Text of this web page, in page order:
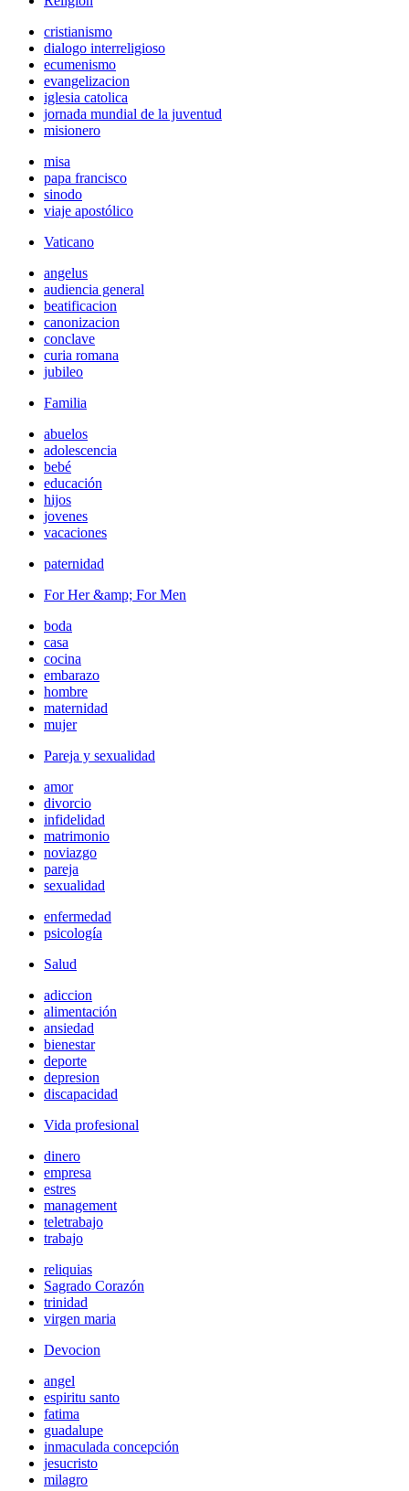
cristianismo
dialogo interreligioso
ecumenismo
evangelizacion
iglesia catolica
jornada mundial de la juventud
misionero
misa
papa francisco
sinodo
viaje apostólico
Vaticano
angelus
audiencia general
beatificacion
canonizacion
conclave
curia romana
jubileo
Familia
abuelos
adolescencia
bebé
educación
hijos
jovenes
vacaciones
paternidad
For Her &amp; For Men
boda
casa
cocina
embarazo
hombre
maternidad
mujer
Pareja y sexualidad
amor
divorcio
infidelidad
matrimonio
noviazgo
pareja
sexualidad
enfermedad
psicología
Salud
adiccion
alimentación
ansiedad
bienestar
deporte
depresion
discapacidad
Vida profesional
dinero
empresa
estres
management
teletrabajo
trabajo
reliquias
Sagrado Corazón
trinidad
virgen maria
Devocion
angel
espiritu santo
fatima
guadalupe
inmaculada concepción
jesucristo
milagro